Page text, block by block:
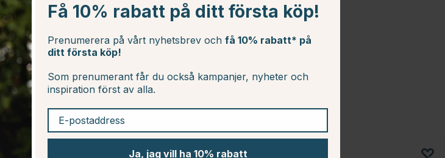
Få 10% rabatt på ditt första köp!
Prenumerera på vårt nyhetsbrev och få 10% rabatt* på
ditt första köp!
Som prenumerant får du också kampanjer, nyheter och
inspiration först av alla.
E-postaddress
Ja, jag vill ha 10% rabatt